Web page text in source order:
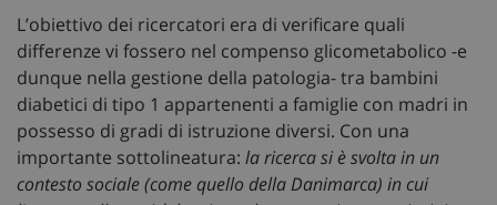
L’obiettivo dei ricercatori era di verificare quali
differenze vi fossero nel compenso glicometabolico -e
dunque nella gestione della patologia- tra bambini
diabetici di tipo 1 appartenenti a famiglie con madri in
possesso di gradi di istruzione diversi. Con una
importante sottolineatura: la ricerca si è svolta in un
contesto sociale (come quello della Danimarca) in cui